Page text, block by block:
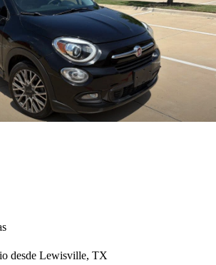
desde Lewisville, TX